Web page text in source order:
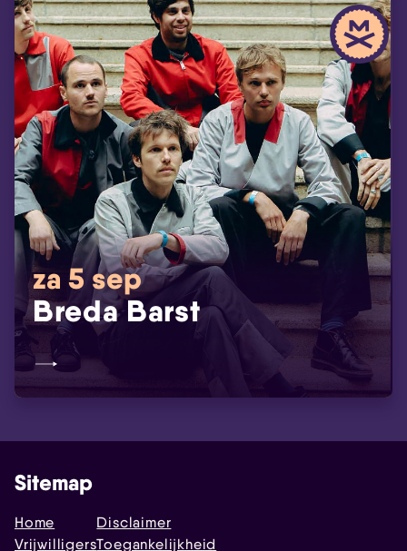
za 5 sep
Breda Barst
Sitemap
Home
Vrijwilligers
Disclaimer
Toegankelijkheid